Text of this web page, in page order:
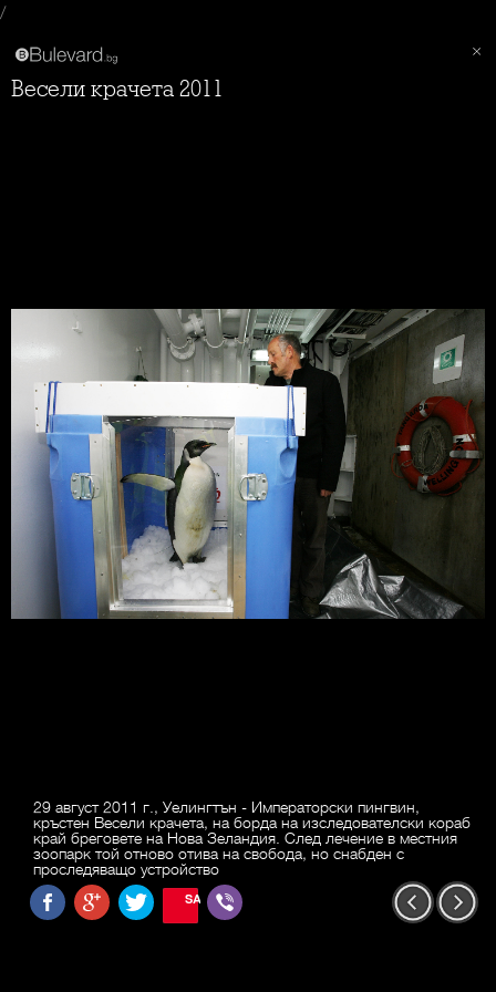
/
Весели крачета 2011
29 август 2011 г., Уелингтън - Императорски пингвин,
кръстен Весели крачета, на борда на изследователски кораб
край бреговете на Нова Зеландия. След лечение в местния
зоопарк той отново отива на свобода, но снабден с
проследяващо устройство
SAVE